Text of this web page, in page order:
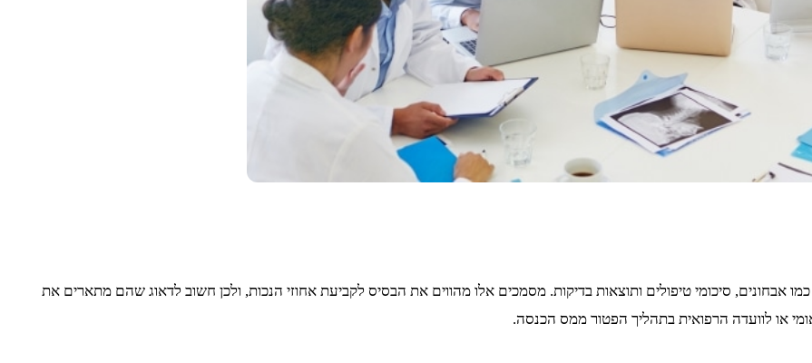
אבחונים, סיכומי טיפולים ותוצאות בדיקות. מסמכים אלו מהווים את הבסיס לקביעת אחוזי הנכות, ולכן חשוב לדאוג שהם מתארים את
או לוועדה הרפואית בתהליך הפטור ממס הכנסה.